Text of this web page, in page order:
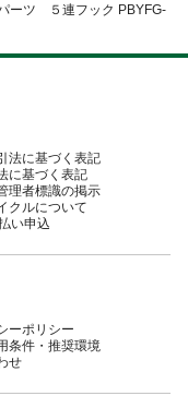
ーツ ５連フック PBYFG-
法に基づく表記
に基づく表記
理者標識の掲示
クルについて
い申込
ーポリシー
条件・推奨環境
せ